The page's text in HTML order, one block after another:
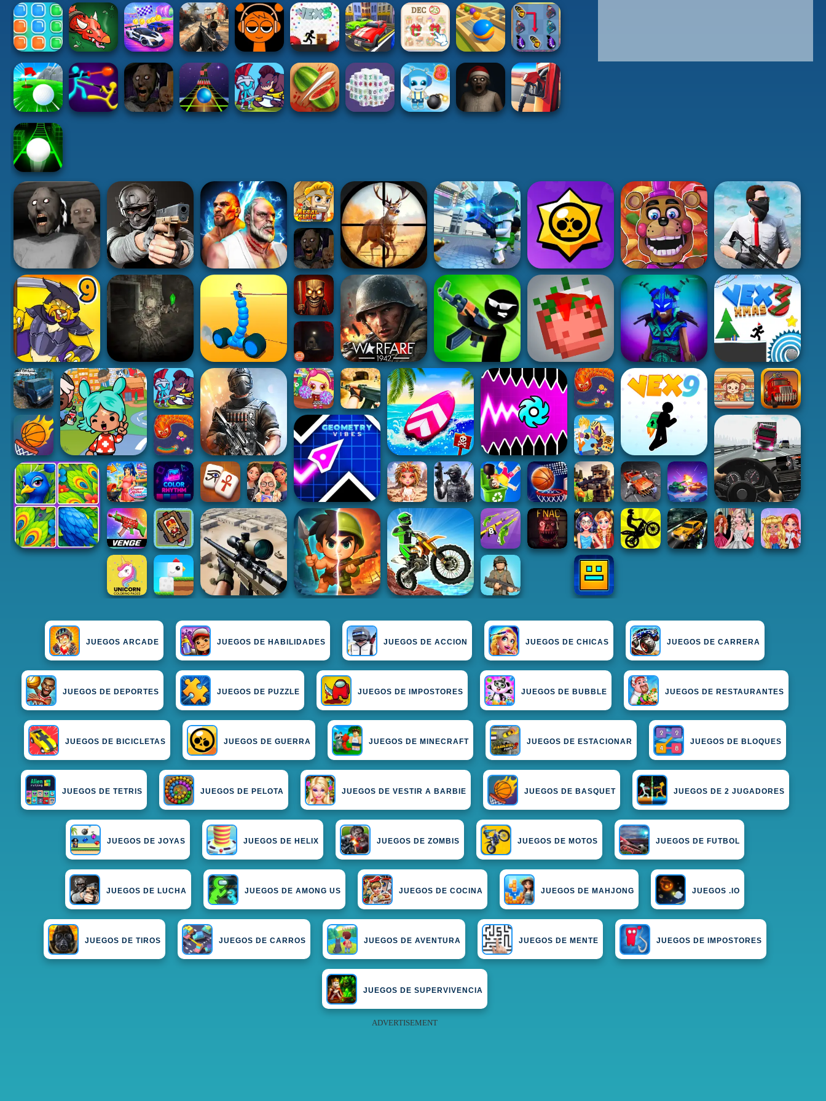
JUEGOS ARCADE JUEGOS DE HABILIDADES JUEGOS DE ACCION JUEGOS DE CHICAS JUEGOS DE CARRERA
JUEGOS DE DEPORTES JUEGOS DE PUZZLE JUEGOS DE IMPOSTORES JUEGOS DE BUBBLE JUEGOS DE RESTAURANTES
JUEGOS DE BICICLETAS JUEGOS DE GUERRA JUEGOS DE MINECRAFT JUEGOS DE ESTACIONAR JUEGOS DE BLOQUES
JUEGOS DE TETRIS JUEGOS DE PELOTA JUEGOS DE VESTIR A BARBIE JUEGOS DE BASQUET JUEGOS DE 2 JUGADORES
JUEGOS DE JOYAS JUEGOS DE HELIX JUEGOS DE ZOMBIS JUEGOS DE MOTOS JUEGOS DE FUTBOL
JUEGOS DE LUCHA JUEGOS DE AMONG US JUEGOS DE COCINA JUEGOS DE MAHJONG JUEGOS .IO
JUEGOS DE TIROS JUEGOS DE CARROS JUEGOS DE AVENTURA JUEGOS DE MENTE JUEGOS DE IMPOSTORES
JUEGOS DE SUPERVIVENCIA
ADVERTISEMENT